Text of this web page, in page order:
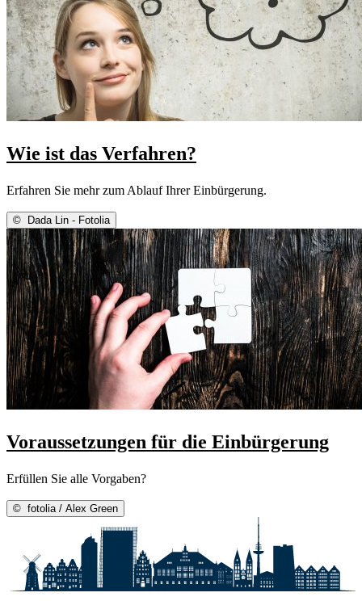
Wie ist das Verfahren?
Erfahren Sie mehr zum Ablauf Ihrer Einbürgerung.
© Dada Lin - Fotolia
Voraussetzungen für die Einbürgerung
Erfüllen Sie alle Vorgaben?
© fotolia / Alex Green